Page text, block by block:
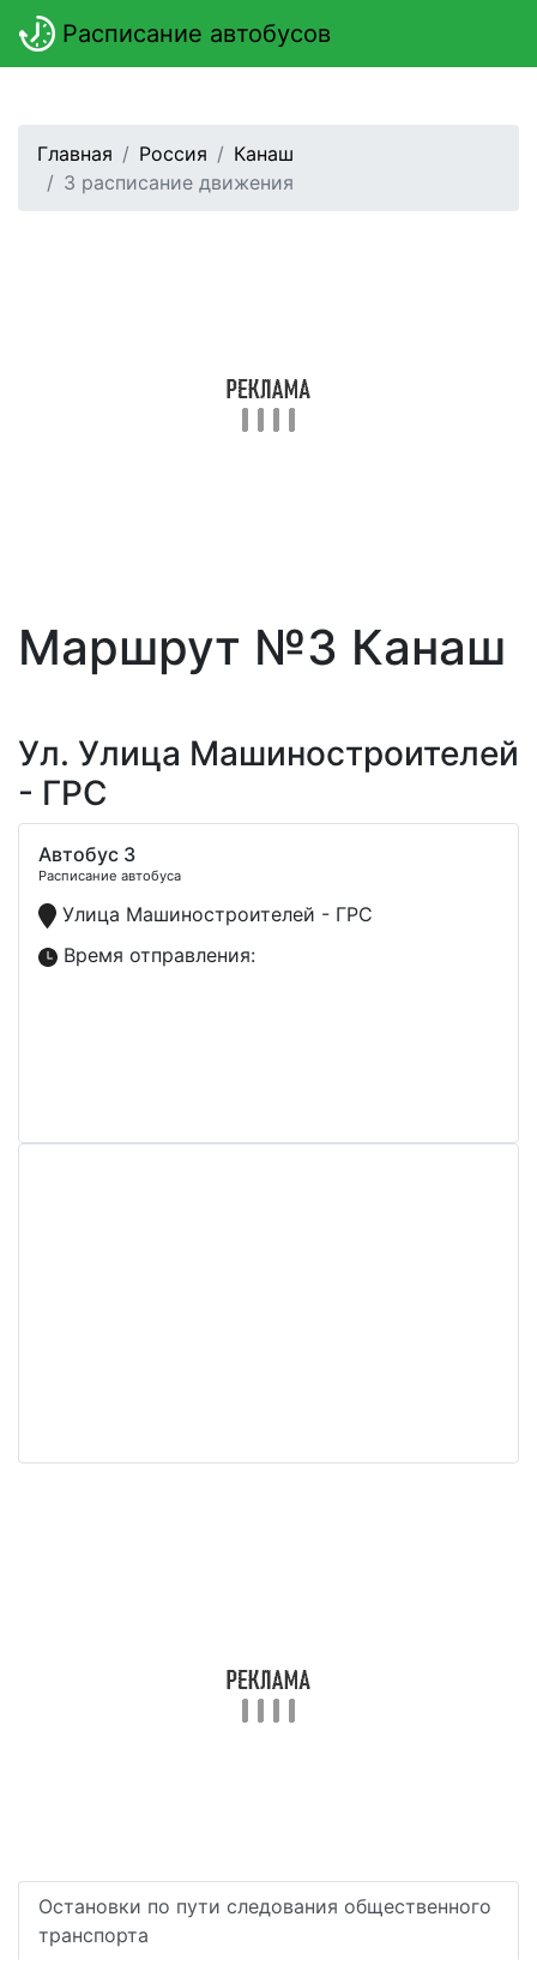
Расписание автобусов
Главная Россия
Канаш
3 расписание движения
Маршрут №3 Канаш
Ул. Улица Машиностроителей
- ГРС
Автобус 3
Расписание автобуса
Улица Машиностроителей - ГРС
Время отправления:
Остановки по пути следования общественного
транспорта